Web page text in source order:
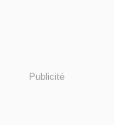
Publicité